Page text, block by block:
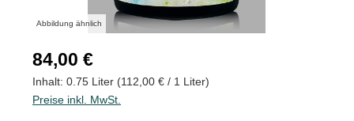
Abbildung ähnlich
Regulärer Preis:
84,00 €
Inhalt: 0.75 Liter (112,00 € / 1 Liter)
Preise inkl. MwSt.